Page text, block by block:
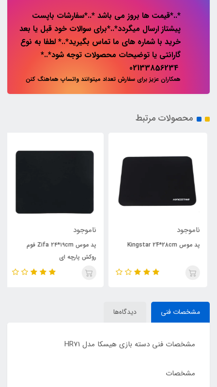
*..*قیمت ها بروز می باشد *..*سفارشات باپست
پیشتاز ارسال میگردد*..*برای سوالات خود قبل یا بعد
خرید با شماره های ما تماس بگیرید*..* لطفا به نوع
گارانتی یا توضیحات محصولات توجه شود*..*
همکاران عزیز برای سفارش تعداد میتوانند واتساپ هماهنگ کنن
محصولات مرتبط
ناموجود
پد موس Kingstar 24*28cm
ناموجود
پد موس Zifa ۲۴*۱۹cm فوم
روکش پارچه ای
مشخصات فنی دیدگاه‌ها
مشخصات فنی دسته بازی هیسکا مدل HR71
مشخصات